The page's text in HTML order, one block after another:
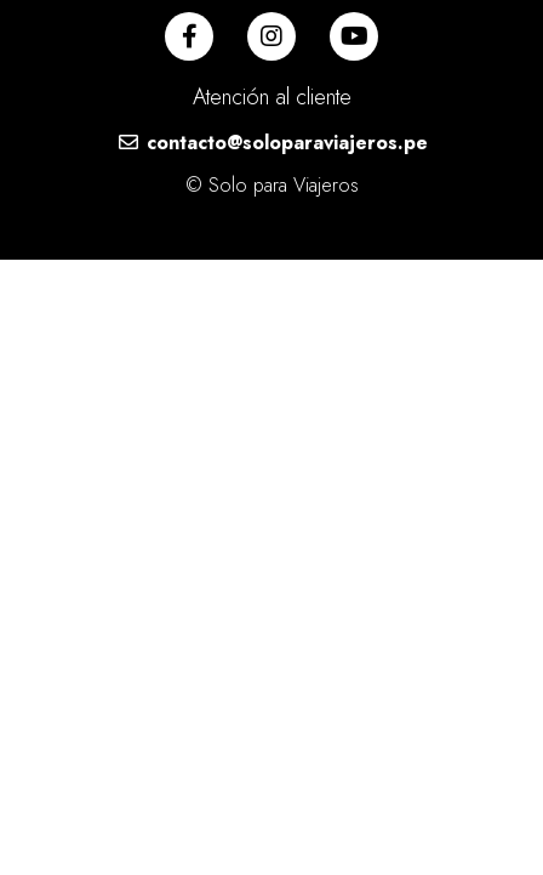
Atención al cliente
contacto@soloparaviajeros.pe
© Solo para Viajeros